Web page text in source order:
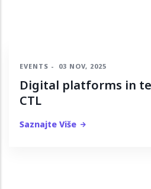
EVENTS - 03 NOV, 2025
Digital platforms in
CTL
Saznajte Više